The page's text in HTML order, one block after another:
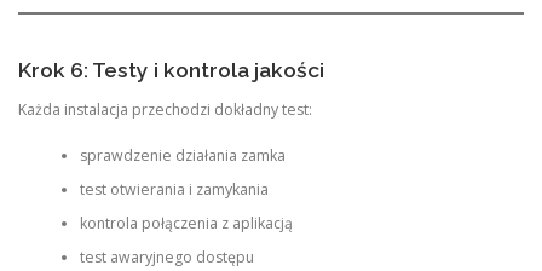
Krok 6: Testy i kontrola jakości
Każda instalacja przechodzi dokładny test:
sprawdzenie działania zamka
test otwierania i zamykania
kontrola połączenia z aplikacją
test awaryjnego dostępu